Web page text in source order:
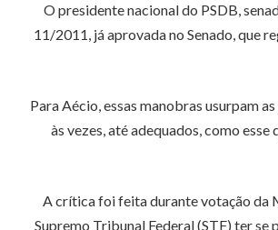
O presidente nacional do PSDB,
11/2011, já aprovada no Senado, que
Para Aécio, essas manobras usurpam
às vezes, até adequados, como
A crítica foi feita durante votação da
Supremo Tribunal Federal (STF) ter se